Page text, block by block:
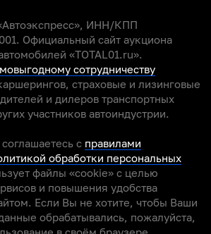
ИНН/КПП
Официальный сайт аукциона
«TOTAL01.ru».
сотрудничеству
страховые и лизинговые
и дилеров транспортных
участников автоиндустрии.
с правилами
обработки персональных
файлы «cookie» с целью
и повышения удобства
Если Вы не хотите, чтобы Ваши
обрабатывались, пожалуйста,